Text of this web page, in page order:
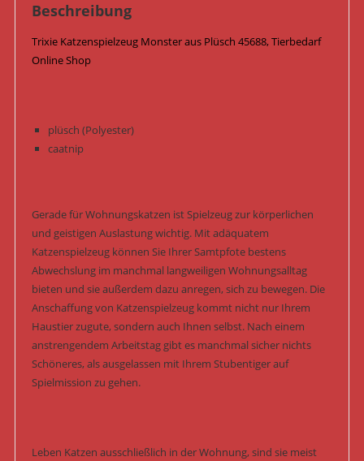
Beschreibung
Trixie Katzenspielzeug Monster aus Plüsch 45688, Tierbedarf
Online Shop
plüsch (Polyester)
caatnip
Gerade für Wohnungskatzen ist Spielzeug zur körperlichen
und geistigen Auslastung wichtig. Mit adäquatem
Katzenspielzeug können Sie Ihrer Samtpfote bestens
Abwechslung im manchmal langweiligen Wohnungsalltag
bieten und sie außerdem dazu anregen, sich zu bewegen. Die
Anschaffung von Katzenspielzeug kommt nicht nur Ihrem
Haustier zugute, sondern auch Ihnen selbst. Nach einem
anstrengendem Arbeitstag gibt es manchmal sicher nichts
Schöneres, als ausgelassen mit Ihrem Stubentiger auf
Spielmission zu gehen.
Leben Katzen ausschließlich in der Wohnung, sind sie meist